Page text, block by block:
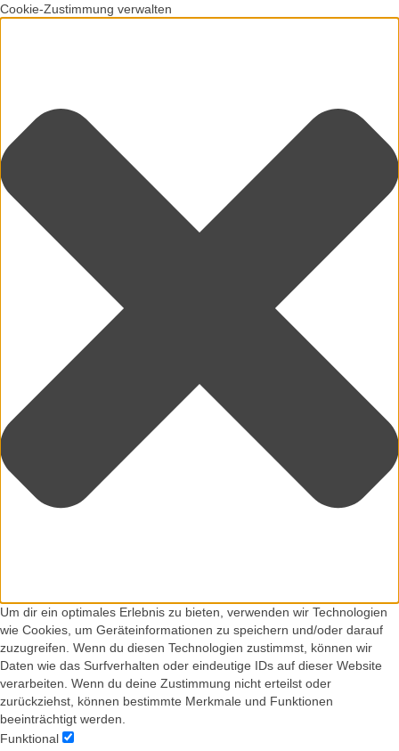
Cookie-Zustimmung verwalten
Um dir ein optimales Erlebnis zu bieten, verwenden wir Technologien
wie Cookies, um Geräteinformationen zu speichern und/oder darauf
zuzugreifen. Wenn du diesen Technologien zustimmst, können wir
Daten wie das Surfverhalten oder eindeutige IDs auf dieser Website
verarbeiten. Wenn du deine Zustimmung nicht erteilst oder
zurückziehst, können bestimmte Merkmale und Funktionen
beeinträchtigt werden.
Funktional